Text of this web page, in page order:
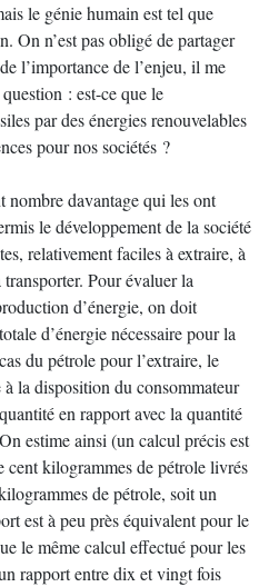
le génie humain est tel que
On n’est pas obligé de partager
l’importance de l’enjeu, il me
: est-ce que le
par des énergies renouvelables
pour nos sociétés ?
nombre davantage qui les ont
le développement de la société
relativement faciles à extraire, à
Pour évaluer la
d’énergie, on doit
d’énergie nécessaire pour la
du pétrole pour l’extraire, le
la disposition du consommateur
en rapport avec la quantité
estime ainsi (un calcul précis est
kilogrammes de pétrole livrés
de pétrole, soit un
est à peu près équivalent pour le
le même calcul effectué pour les
rapport entre dix et vingt fois